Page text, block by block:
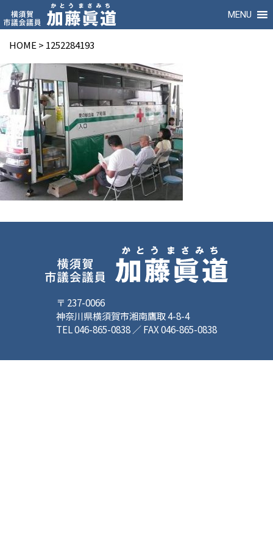
MENU
HOME > 1252284193
〒 237-0066
神奈川県横須賀市湘南鷹取 4-8-4
TEL 046-865-0838 ／ FAX 046-865-0838